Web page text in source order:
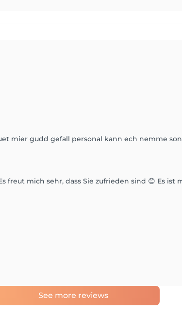
mier gudd gefall personal kann ech nemme
freut mich sehr, dass Sie zufrieden sind 😊 Es
See more reviews